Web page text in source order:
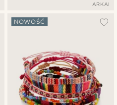
ARKAI
NOWOŚĆ